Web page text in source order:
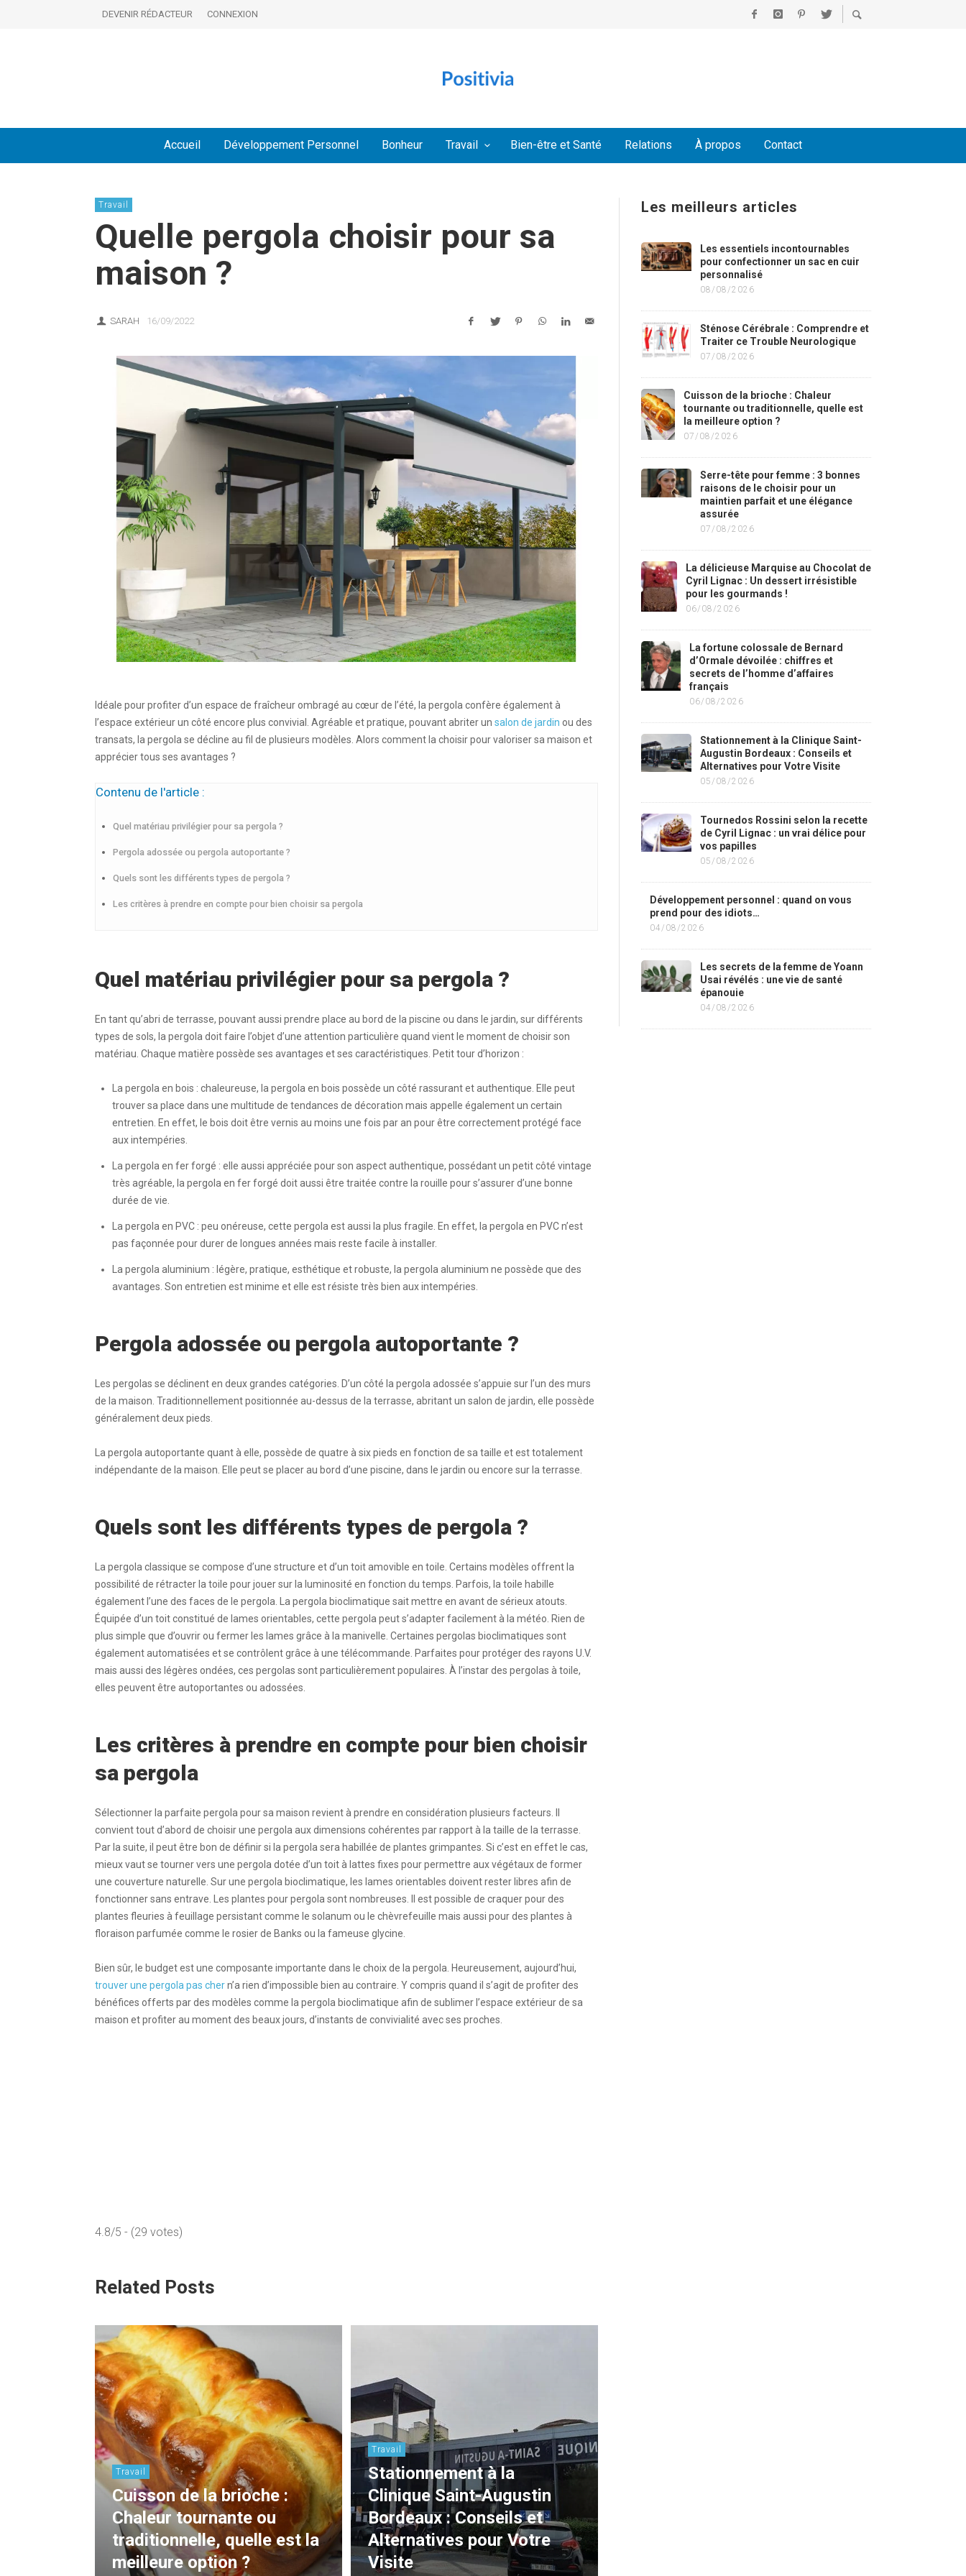
DEVENIR RÉDACTEUR CONNEXION
Accueil Développement Personnel Bonheur Travail Bien-être et Santé Relations À propos Contact
Travail
Quelle pergola choisir pour sa
maison ?
SARAH 16/09/2022
Idéale pour profiter d’un espace de fraîcheur ombragé au cœur de l’été, la pergola confère également à
l’espace extérieur un côté encore plus convivial. Agréable et pratique, pouvant abriter un salon de jardin ou des
transats, la pergola se décline au fil de plusieurs modèles. Alors comment la choisir pour valoriser sa maison et
apprécier tous ses avantages ?
Contenu de l'article :
Quel matériau privilégier pour sa pergola ?
Pergola adossée ou pergola autoportante ?
Quels sont les différents types de pergola ?
Les critères à prendre en compte pour bien choisir sa pergola
Quel matériau privilégier pour sa pergola ?
En tant qu’abri de terrasse, pouvant aussi prendre place au bord de la piscine ou dans le jardin, sur différents
types de sols, la pergola doit faire l’objet d’une attention particulière quand vient le moment de choisir son
matériau. Chaque matière possède ses avantages et ses caractéristiques. Petit tour d’horizon :
La pergola en bois : chaleureuse, la pergola en bois possède un côté rassurant et authentique. Elle peut
trouver sa place dans une multitude de tendances de décoration mais appelle également un certain
entretien. En effet, le bois doit être vernis au moins une fois par an pour être correctement protégé face
aux intempéries.
La pergola en fer forgé : elle aussi appréciée pour son aspect authentique, possédant un petit côté vintage
très agréable, la pergola en fer forgé doitaussi être traitée contre la rouille pour s’assurer d’une bonne
durée de vie.
La pergola en PVC : peu onéreuse, cette pergola est aussi la plus fragile. En effet, la pergola en PVC n’est
pas façonnée pour durer de longues années mais reste facile à installer.
La pergola aluminium : légère, pratique, esthétique et robuste, la pergola aluminium ne possède que des
avantages. Son entretien est minime et elle est résiste très bien aux intempéries.
Pergola adossée ou pergola autoportante ?
Les pergolas se déclinent en deux grandes catégories. D’un côté la pergola adossée s’appuie sur l’un des murs
de la maison. Traditionnellement positionnée au-dessus de la terrasse, abritant un salon de jardin, elle possède
généralement deux pieds.
La pergola autoportante quant à elle, possède de quatre à six pieds en fonction de sa taille et est totalement
indépendante de la maison. Elle peut se placer au bord d’une piscine, dans le jardin ou encore sur la terrasse.
Quels sont les différents types de pergola ?
La pergola classique se compose d’une structure et d’un toit amovible en toile. Certains modèles offrent la
possibilité de rétracter la toile pour jouer sur la luminosité en fonction du temps. Parfois, la toile habille
également l’une des faces de le pergola. La pergola bioclimatique sait mettre en avant de sérieux atouts.
Équipée d’un toit constitué de lames orientables, cette pergola peut s’adapter facilement à la météo. Rien de
plus simple que d’ouvrir ou fermer les lames grâce à la manivelle. Certaines pergolas bioclimatiques sont
également automatisées et se contrôlent grâce à une télécommande. Parfaites pour protéger des rayons U.V.
mais aussi des légères ondées, ces pergolas sont particulièrement populaires. À l’instar des pergolas à toile,
elles peuvent être autoportantes ou adossées.
Les critères à prendre en compte pour bien choisir
sa pergola
Sélectionner la parfaite pergola pour sa maison revient à prendre en considération plusieurs facteurs. Il
convient tout d’abord de choisir une pergola aux dimensions cohérentes par rapport à la taille de la terrasse.
Par la suite, il peut être bon de définir si la pergola sera habillée de plantes grimpantes. Si c’est en effet le cas,
mieux vaut se tourner vers une pergola dotée d’un toit à lattes fixes pour permettre aux végétaux de former
une couverture naturelle. Sur une pergola bioclimatique, les lames orientables doivent rester libres afin de
fonctionner sans entrave. Les plantes pour pergola sont nombreuses. Il est possible de craquer pour des
plantes fleuries à feuillage persistant comme le solanum ou le chèvrefeuille mais aussi pour des plantes à
floraison parfumée comme le rosier de Banks ou la fameuse glycine.
Bien sûr, le budget est une composante importante dans le choix de la pergola. Heureusement, aujourd’hui,
trouver une pergola pas chern’a rien d’impossible bien au contraire. Y compris quand il s’agit de profiter des
bénéfices offerts par des modèles comme la pergola bioclimatique afin de sublimer l’espace extérieur de sa
maison et profiter au moment des beaux jours, d’instants de convivialité avec ses proches.
4.8/5 - (29 votes)
Related Posts
Travail
Cuisson de la brioche :
Chaleur tournante ou
traditionnelle, quelle est la
meilleure option ?
Travail
Stationnement à la
Clinique Saint-Augustin
Bordeaux : Conseils et
Alternatives pour Votre
Visite
Les meilleurs articles
Les essentiels incontournables
pour confectionner un sac en cuir
personnalisé
08/08/2026
Sténose Cérébrale : Comprendre et
Traiter ce Trouble Neurologique
07/08/2026
Cuisson de la brioche : Chaleur
tournante ou traditionnelle, quelle est
la meilleure option ?
07/08/2026
Serre-tête pour femme : 3 bonnes
raisons de le choisir pour un
maintien parfait et une élégance
assurée
07/08/2026
La délicieuse Marquise au Chocolat de
Cyril Lignac : Un dessert irrésistible
pour les gourmands !
06/08/2026
La fortune colossale de Bernard
d’Ormale dévoilée : chiffres et
secrets de l’homme d’affaires
français
06/08/2026
Stationnement à la Clinique Saint-
Augustin Bordeaux : Conseils et
Alternatives pour Votre Visite
05/08/2026
Tournedos Rossini selon la recette
de Cyril Lignac : un vrai délice pour
vos papilles
05/08/2026
Développement personnel : quand on vous
prend pour des idiots…
04/08/2026
Les secrets de la femme de Yoann
Usai révélés : une vie de santé
épanouie
04/08/2026